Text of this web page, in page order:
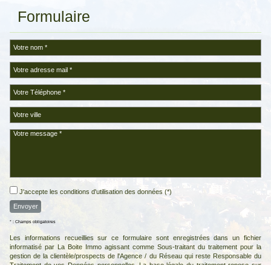
Formulaire
J'accepte les conditions d'utilisation des données (*)
* : Champs obligatoires
Les informations recueillies sur ce formulaire sont enregistrées dans un fichier
informatisé par La Boite Immo agissant comme Sous-traitant du traitement pour la
gestion de la clientèle/prospects de l'Agence / du Réseau qui reste Responsable du